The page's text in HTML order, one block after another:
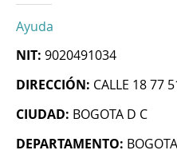
Ayuda
NIT: 9020491034
DIRECCIÓN: CALLE 18 77
CIUDAD: BOGOTA D C
DEPARTAMENTO: BOGOTA